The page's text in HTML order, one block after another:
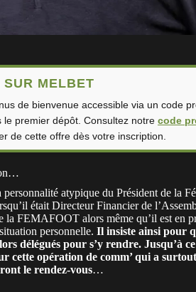
SUR MELBET
de bienvenue accessible via un code
le premier dépôt. Consultez notre code
de cette offre dès votre inscription.
atypique du Président de la
était Directeur Financier de
la FEMAFOOT alors même qu’il est en
personnelle. Il insiste ainsi pour
délégués pour s’y rendre. Jusqu’à
cette opération de comm’ qui a
le rendez-vous…